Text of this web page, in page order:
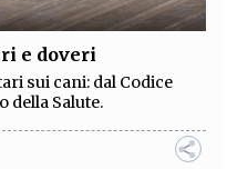
e doveri
sui cani: dal Codice
della Salute.